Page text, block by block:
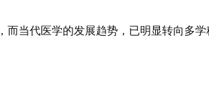
当代医学的发展趋势，已明显转向多学